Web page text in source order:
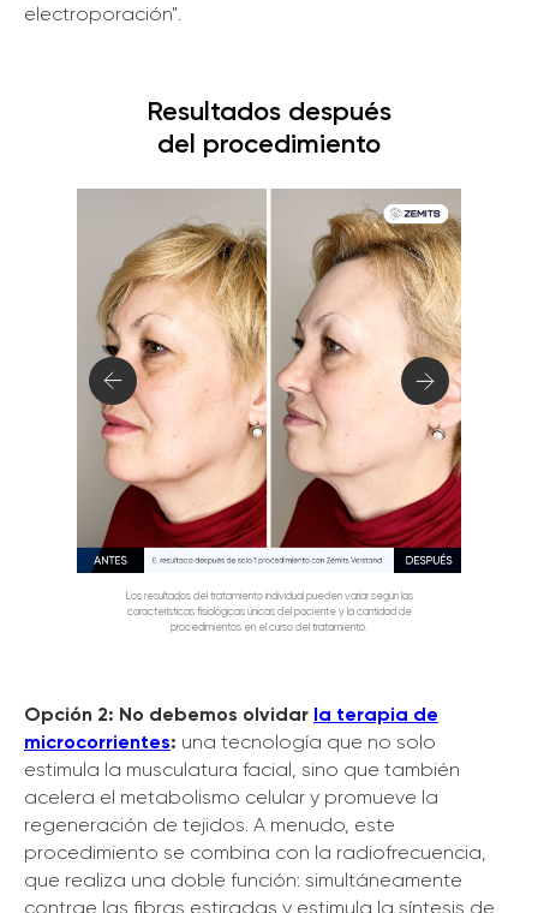
electroporación".
Resultados después
del procedimiento
Los resultados del tratamiento individual pueden variar según las
características fisiológicas únicas del paciente y la cantidad de
procedimientos en el curso del tratamiento.
Opción 2: No debemos olvidar la terapia de
microcorrientes: una tecnología que no solo
estimula la musculatura facial, sino que también
acelera el metabolismo celular y promueve la
regeneración de tejidos. A menudo, este
procedimiento se combina con la radiofrecuencia,
que realiza una doble función: simultáneamente
contrae las fibras estiradas y estimula la síntesis de